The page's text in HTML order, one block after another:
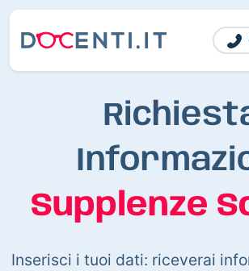
Supplenze
Inserisci i tuoi dati: riceverai